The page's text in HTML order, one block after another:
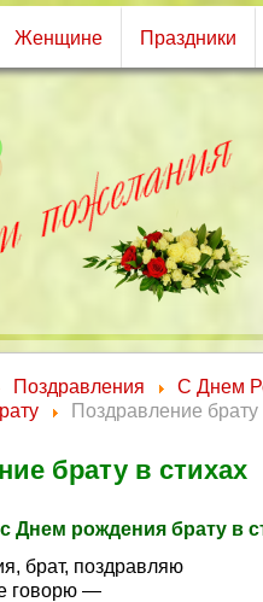
Женщине Праздники
Поздравления
С Днем
Поздравление брату
брату в стихах
Днем рождения брату в
брат, поздравляю
говорю —